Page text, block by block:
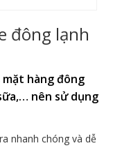
đông lạnh
mặt hàng đông
nên sử dụng
nhanh chóng và dễ